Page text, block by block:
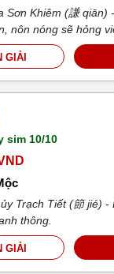
Sơn Khiêm (謙 qiān)
nôn nóng sẽ hỏng
GIẢI
sim 10/10
Trạch Tiết (節 jié) -
thông.
GIẢI